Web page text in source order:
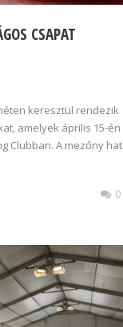
CSAPAT
keresztül rendezik
amelyek április 15-én
Clubban. A mezőny hat
0